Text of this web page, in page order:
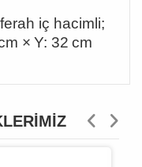
iç hacimli;
× Y: 32 cm